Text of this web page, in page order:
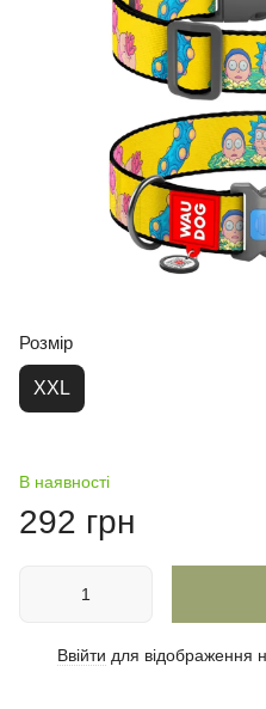
Розмір
XXL
В наявності
292 грн
Ввійти для відображення